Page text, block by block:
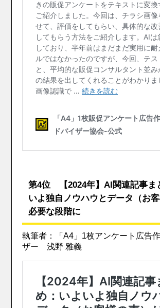
第4位 【2024年】AI関連記事ま
いよ独自ノウハウとデータ（お
必要な段階に
執筆者：「A4」1枚アンケート広告
ザー 浅野 雅義